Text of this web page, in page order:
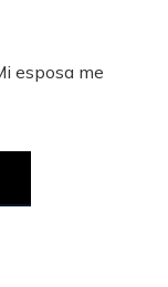
esposa me